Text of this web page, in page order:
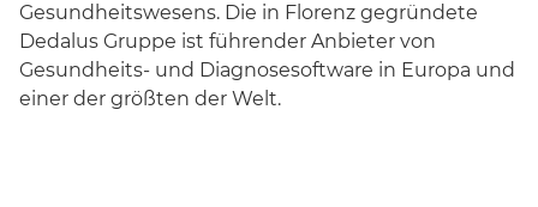
Gesundheitswesens. Die in Florenz gegründete
Dedalus Gruppe ist führender Anbieter von
Gesundheits- und Diagnosesoftware in Europa und
einer der größten der Welt.